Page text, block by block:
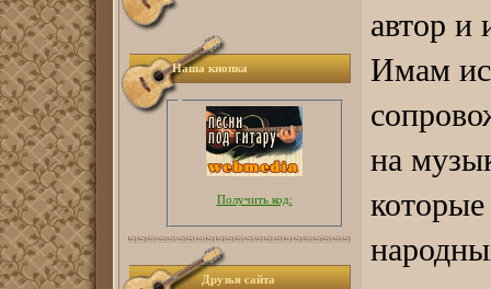
Наша кнопка
Получить код:
Друзья сайта
автор и
Имам
на